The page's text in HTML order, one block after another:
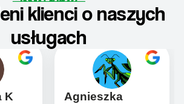
klienci o naszych
usługach
K
Agnieszka